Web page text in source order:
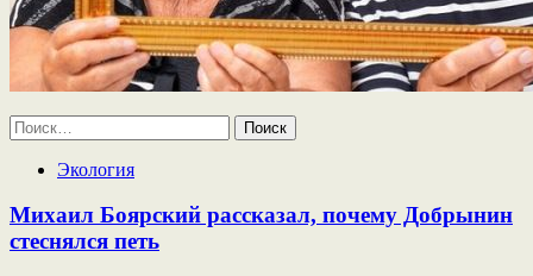
Найти:
Экология
Михаил Боярский рассказал, почему Добрынин
стеснялся петь